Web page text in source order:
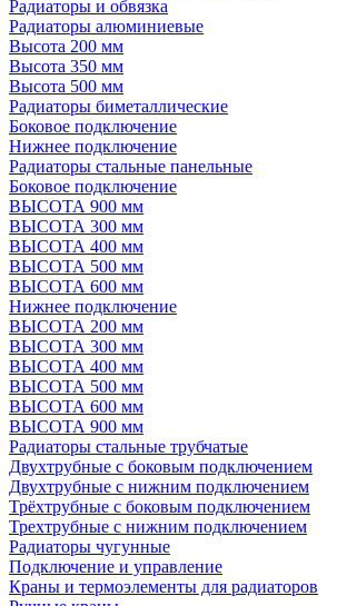
Радиаторы и обвязка
Радиаторы алюминиевые
Высота 200 мм
Высота 350 мм
Высота 500 мм
Радиаторы биметаллические
Боковое подключение
Нижнее подключение
Радиаторы стальные панельные
Боковое подключение
ВЫСОТА 900 мм
ВЫСОТА 300 мм
ВЫСОТА 400 мм
ВЫСОТА 500 мм
ВЫСОТА 600 мм
Нижнее подключение
ВЫСОТА 200 мм
ВЫСОТА 300 мм
ВЫСОТА 400 мм
ВЫСОТА 500 мм
ВЫСОТА 600 мм
ВЫСОТА 900 мм
Радиаторы стальные трубчатые
Двухтрубные с боковым подключением
Двухтрубные с нижним подключением
Трёхтрубные с боковым подключением
Трехтрубные с нижним подключением
Радиаторы чугунные
Подключение и управление
Краны и термоэлементы для радиаторов